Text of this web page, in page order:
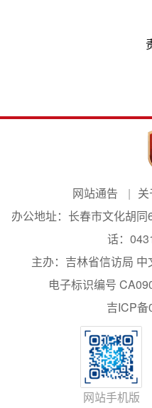
网站通告
办公地址：长春市文化胡
话：
主办：吉林省信访局
电子标识编号
吉ICP
网站手机版